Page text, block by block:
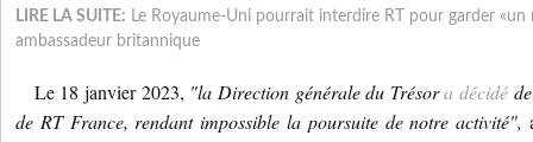
LIRE LA SUITE: Le Royaume-Uni pourrait interdire RT pour garder «un
ambassadeur britannique
Le 18 janvier 2023, "la Direction générale du Trésora décidéde
de RT France, rendant impossible la poursuite de notre activité",